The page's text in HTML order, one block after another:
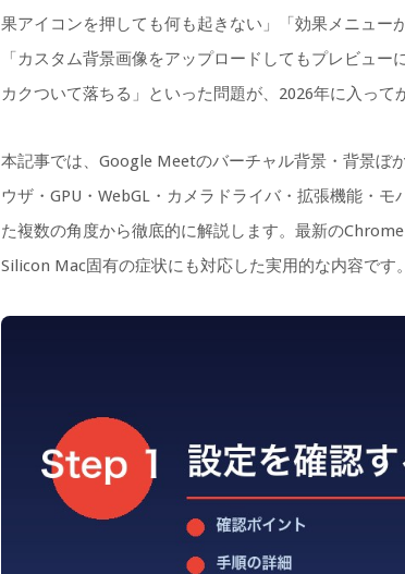
果アイコンを押しても何も起きない」「効果メニュー
「カスタム背景画像をアップロードしてもプレビュ
カクついて落ちる」といった問題が、2026年に入って
本記事では、Google Meetのバーチャル背景・背景ぼ
ウザ・GPU・WebGL・カメラドライバ・拡張機能・
た複数の角度から徹底的に解説します。最新の
Silicon Mac固有の症状にも対応した実用的な内容です。